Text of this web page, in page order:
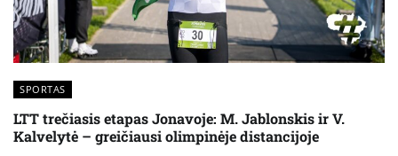
SPORTAS
LTT trečiasis etapas Jonavoje: M. Jablonskis ir V.
Kalvelytė – greičiausi olimpinėje distancijoje